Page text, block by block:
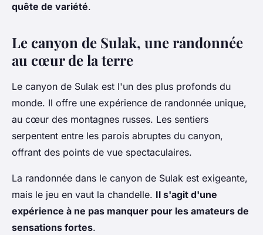
quête de variété.
Le canyon de Sulak, une randonnée
au cœur de la terre
Le canyon de Sulak est l'un des plus profonds du
monde. Il offre une expérience de randonnée unique,
au cœur des montagnes russes. Les sentiers
serpentent entre les parois abruptes du canyon,
offrant des points de vue spectaculaires.
La randonnée dans le canyon de Sulak est exigeante,
mais le jeu en vaut la chandelle. Il s'agit d'une
expérience à ne pas manquer pour les amateurs de
sensations fortes.